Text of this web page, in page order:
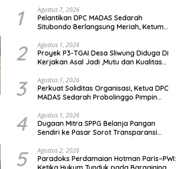
1 Agustus 7, 2026
Pelantikan DPC MADAS Sedarah
Situbondo Berlangsung Meriah, Ketum
Membela Masyarakat
2 Agustus 1, 2026
Proyek P3-TGAI Desa Sliwung Diduga Di
Kerjakan Asal Jadi ,Mutu dan Kualitas
3 Agustus 1, 2026
Perkuat Soliditas Organisasi, Ketua DPC
MADAS Sedarah Probolinggo Pimpin
4 Agustus 1, 2026
Dugaan Mitra SPPG Belanja Pangan
Sendiri ke Pasar Sorot Transparansi
5 Agustus 2, 2026
Paradoks Perdamaian Hotman Paris–PWI: